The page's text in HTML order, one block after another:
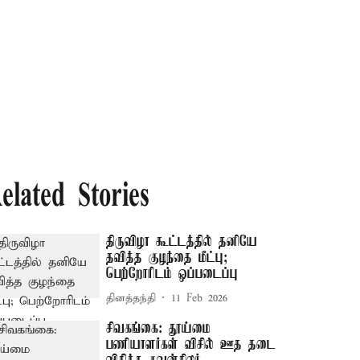
Stories
திருவிழா கூட்டத்தில் தனியே
தவித்த குழந்தை மீட்பு;
பெற்றோரிடம் ஒப்படைப்பு
தினத்தந்தி 11 Feb 2026
சிவகங்கை: தூய்மை
பணியாளர்கள் விசில் ஊத தடை